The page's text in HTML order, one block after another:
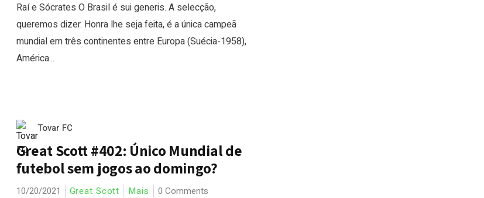
Raí e Sócrates O Brasil é sui generis. A selecção,
queremos dizer. Honra lhe seja feita, é a única campeã
mundial em três continentes entre Europa (Suécia-1958),
América...
Tovar FC
Great Scott #402: Único Mundial de
futebol sem jogos ao domingo?
10/20/2021 Great Scott Mais 0 Comments